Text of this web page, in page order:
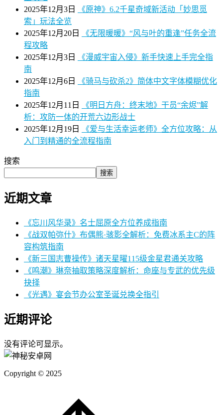
2025年12月3日
《原神》6.2千星奇域新活动「妙思觅
索」玩法全览
2025年12月20日
《无限暖暖》“风与叶的重逢”任务全流
程攻略
2025年12月3日
《漫威宇宙入侵》新手快速上手完全指
南
2025年12月6日
《骑马与砍杀2》简体中文字体模糊优化
指南
2025年12月11日
《明日方舟：终末地》干员“余烬”解
析：攻防一体的开荒六边形战士
2025年12月19日
《爱与生活幸运老师》全方位攻略：从
入门到精通的全流程指南
搜索
搜索
近期文章
《忘川风华录》名士屈原全方位养成指南
《战双帕弥什》布偶熊·骇影全解析：免费冰系主C的阵
容构筑指南
《新三国志曹操传》诸天星曜115级金星君通关攻略
《鸣潮》琳奈抽取策略深度解析：命座与专武的优先级
抉择
《光遇》宴会节办公室圣诞兑换全指引
近期评论
没有评论可显示。
Copyright © 2025